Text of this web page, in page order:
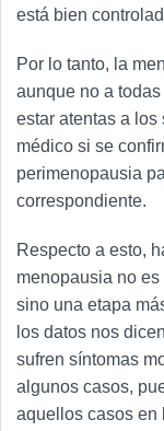
está bien
Por lo tanto, la
aunque no a
estar atentas a los
médico si se
perimenopausia
correspondiente.
Respecto a esto,
menopausia no
sino una etapa
los datos nos
sufren síntomas
algunos casos,
aquellos casos en